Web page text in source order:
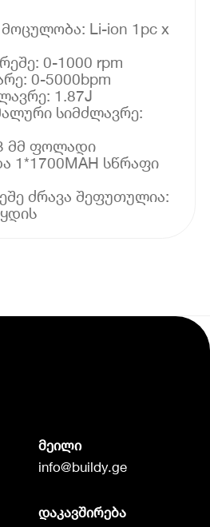
Li-ion 1pc x
0-1000 rpm
0-5000bpm
1.87J
სიმძლავრე:
მმ ფოლადი
1*1700MAH სწრაფი
ძრავა შეფუთულია:
მეილი
info@buildy.ge
დაკავშირება